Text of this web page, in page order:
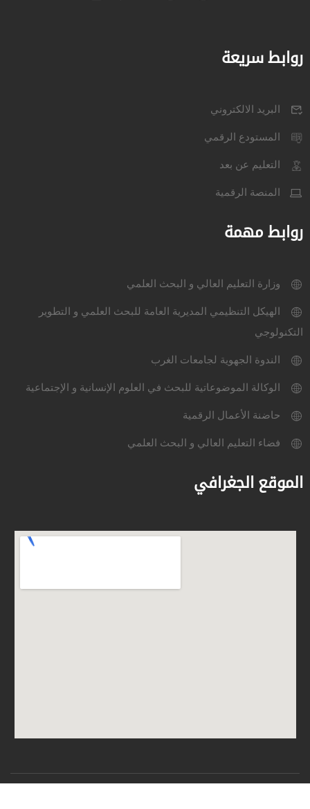
روابط سريعة
البريد الالكتروني
المستودع الرقمي
التعليم عن بعد
المنصة الرقمية
روابط مهمة
وزارة التعليم العالي و البحث العلمي
الهيكل التنظيمي المديرية العامة للبحث العلمي و التطوير
التكنولوجي
الندوة الجهوية لجامعات الغرب
الوكالة الموضوعاتية للبحث في العلوم الإنسانية و الإجتماعية
حاضنة الأعمال الرقمية
فضاء التعليم العالي و البحث العلمي
الموقع الجغرافي